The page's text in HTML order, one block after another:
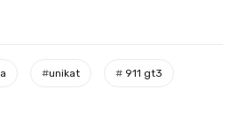
#unikat # 911 gt3